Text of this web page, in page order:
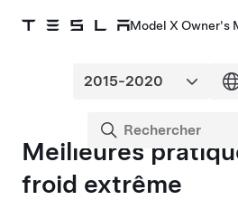
Model X Owner's
Meilleures
froid extrême